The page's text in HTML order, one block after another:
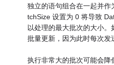
独立的语句组合在一起并
tchSize 设置为 0 将导致
以处理的最大批次的大小
批量更新，因为此时每次发
执行非常大的批次可能会